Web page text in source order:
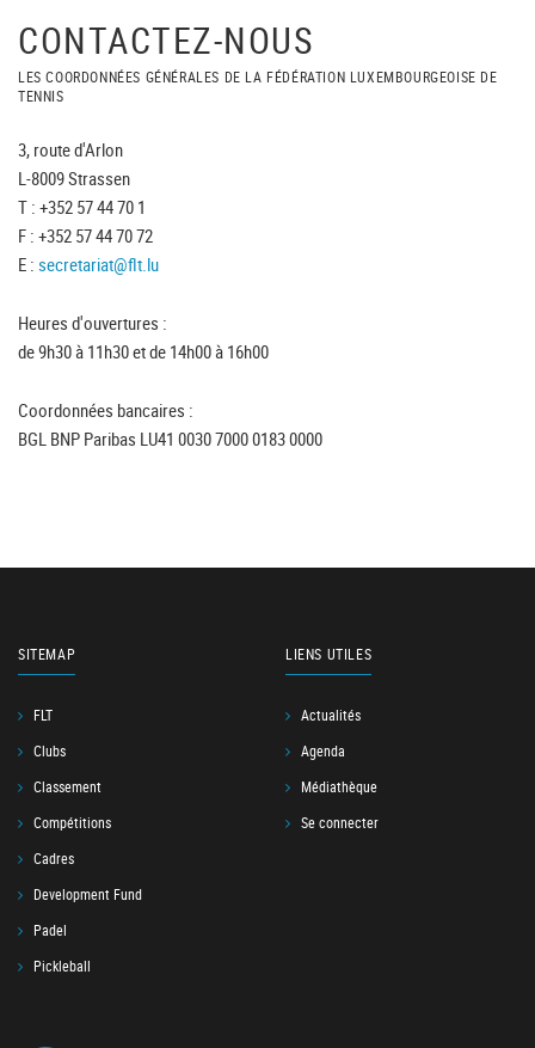
CONTACTEZ-NOUS
LES COORDONNÉES GÉNÉRALES DE LA FÉDÉRATION LUXEMBOURGEOISE DE
TENNIS
3, route d'Arlon
L-8009 Strassen
T : +352 57 44 70 1
F : +352 57 44 70 72
E : secretariat@flt.lu
Heures d'ouvertures :
de 9h30 à 11h30 et de 14h00 à 16h00
Coordonnées bancaires :
BGL BNP Paribas LU41 0030 7000 0183 0000
SITEMAP
FLT
Clubs
Classement
Compétitions
Cadres
Development Fund
Padel
Pickleball
LIENS UTILES
Actualités
Agenda
Médiathèque
Se connecter